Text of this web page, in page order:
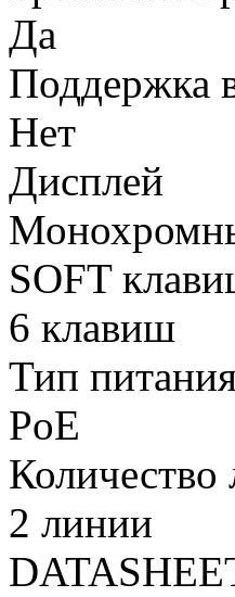
Да
Поддержка
Нет
Дисплей
SOFT
6 клавиш
Тип
PoE
Количество
2 линии